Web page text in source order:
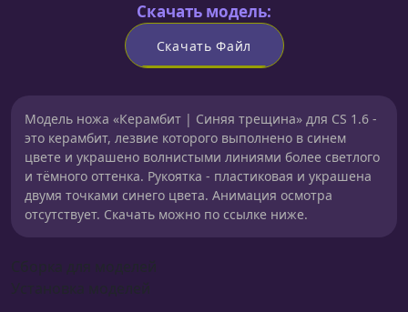
Скачать модель:
Скачать Файл
Модель ножа «Керамбит | Синяя трещина» для CS 1.6 -
это керамбит, лезвие которого выполнено в синем
цвете и украшено волнистыми линиями более светлого
и тёмного оттенка. Рукоятка - пластиковая и украшена
двумя точками синего цвета. Анимация осмотра
отсутствует. Скачать можно по ссылке ниже.